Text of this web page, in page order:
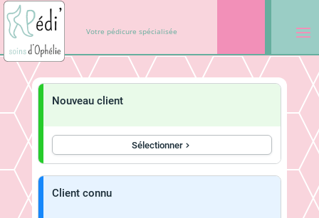
Votre pédicure spécialisée
Nouveau client
Sélectionner
Client connu